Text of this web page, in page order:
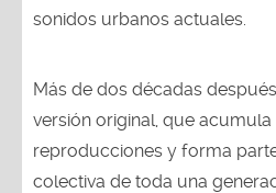
sonidos urbanos actuales.
Más de dos décadas
versión original, que
reproducciones y forma
colectiva de toda una